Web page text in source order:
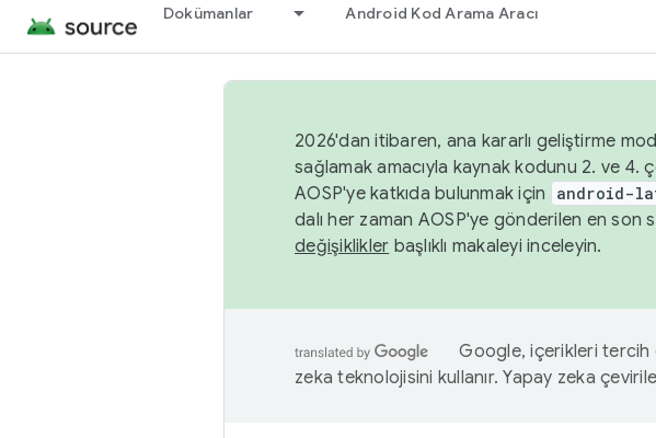
Dokümanlar Android Kod Arama Aracı
2026'dan itibaren, ana kararlı geliştirme
sağlamak amacıyla kaynak kodunu 2. ve 4.
AOSP'ye katkıda bulunmak için
android-
dalı her zaman AOSP'ye gönderilen en
değişiklikler başlıklı makaleyi inceleyin.
Google, içerikleri tercih
zeka teknolojisini kullanır. Yapay zeka